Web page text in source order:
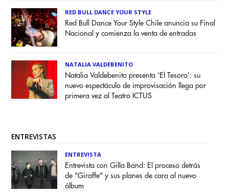
RED BULL DANCE YOUR STYLE
Red Bull Dance Your Style Chile anuncia su Final
Nacional y comienza la venta de entradas
NATALIA VALDEBENITO
Natalia Valdebenito presenta ‘El Tesoro’: su
nuevo espectáculo de improvisación llega por
primera vez al Teatro ICTUS
ENTREVISTAS
ENTREVISTA
Entrevista con Gilla Band: El proceso detrás
de "Giraffe" y sus planes de cara al nuevo
álbum